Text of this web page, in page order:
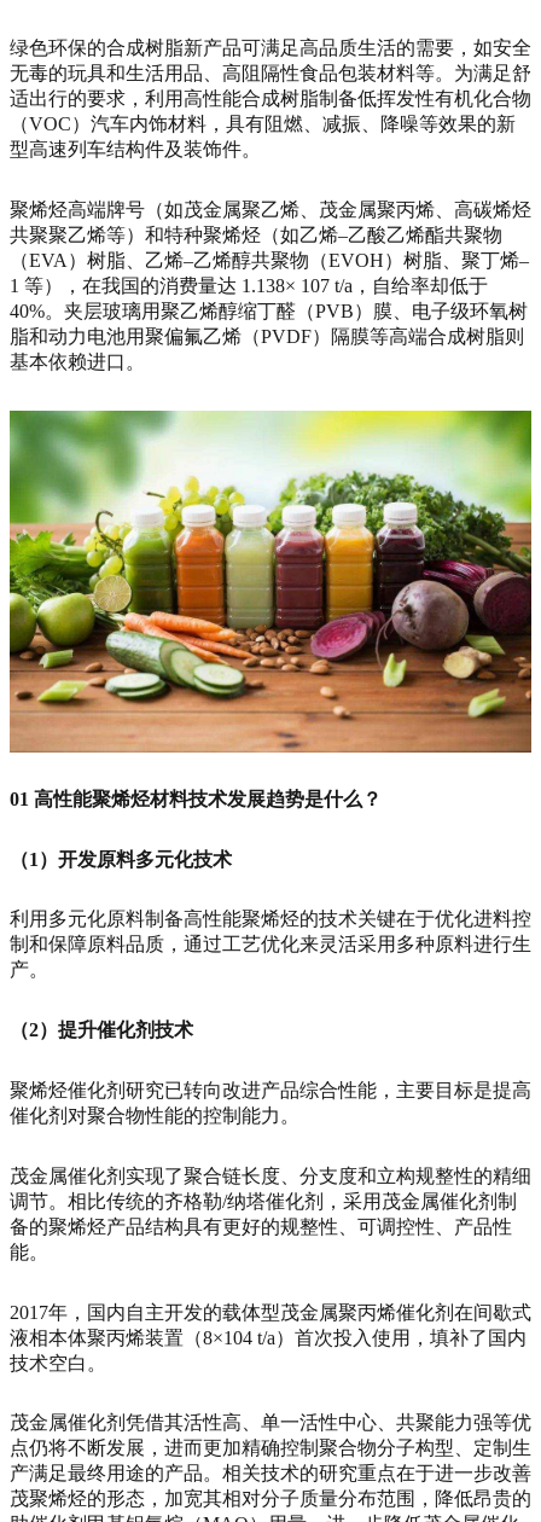
绿色环保的合成树脂新产品可满足高品质生活的需要，如安全
无毒的玩具和生活用品、高阻隔性食品包装材料等。为满足舒
适出行的要求，利用高性能合成树脂制备低挥发性有机化合物
（VOC）汽车内饰材料，具有阻燃、减振、降噪等效果的新
型高速列车结构件及装饰件。
聚烯烃高端牌号（如茂金属聚乙烯、茂金属聚丙烯、高碳烯烃
共聚聚乙烯等）和特种聚烯烃（如乙烯–乙酸乙烯酯共聚物
（EVA）树脂、乙烯–乙烯醇共聚物（EVOH）树脂、聚丁烯–
1 等），在我国的消费量达 1.138× 107 t/a，自给率却低于
40%。夹层玻璃用聚乙烯醇缩丁醛（PVB）膜、电子级环氧树
脂和动力电池用聚偏氟乙烯（PVDF）隔膜等高端合成树脂则
基本依赖进口。
01 高性能聚烯烃材料技术发展趋势是什么？
（1）开发原料多元化技术
利用多元化原料制备高性能聚烯烃的技术关键在于优化进料控
制和保障原料品质，通过工艺优化来灵活采用多种原料进行生
产。
（2）提升催化剂技术
聚烯烃催化剂研究已转向改进产品综合性能，主要目标是提高
催化剂对聚合物性能的控制能力。
茂金属催化剂实现了聚合链长度、分支度和立构规整性的精细
调节。相比传统的齐格勒/纳塔催化剂，采用茂金属催化剂制
备的聚烯烃产品结构具有更好的规整性、可调控性、产品性
能。
2017年，国内自主开发的载体型茂金属聚丙烯催化剂在间歇式
液相本体聚丙烯装置（8×104 t/a）首次投入使用，填补了国内
技术空白。
茂金属催化剂凭借其活性高、单一活性中心、共聚能力强等优
点仍将不断发展，进而更加精确控制聚合物分子构型、定制生
产满足最终用途的产品。相关技术的研究重点在于进一步改善
茂聚烯烃的形态，加宽其相对分子质量分布范围，降低昂贵的